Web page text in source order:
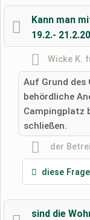
E-Mail-Adresse
Hiermit
Die
Kann man
19.2.-
Wicke K.
Auf Grund des
behördliche
Campingplatz
schließen.
der
diese
sind die